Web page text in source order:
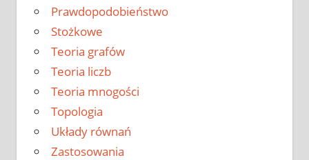
Prawdopodobieństwo
Stożkowe
Teoria grafów
Teoria liczb
Teoria mnogości
Topologia
Układy równań
Zastosowania